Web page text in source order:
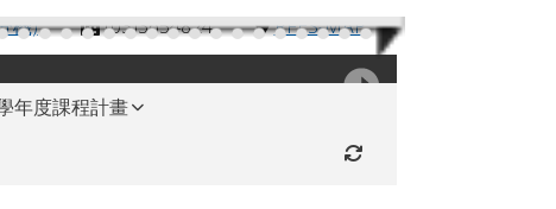
機) (03)3654824 RFES-MAP
年度課程計畫
重新取得佈景設定